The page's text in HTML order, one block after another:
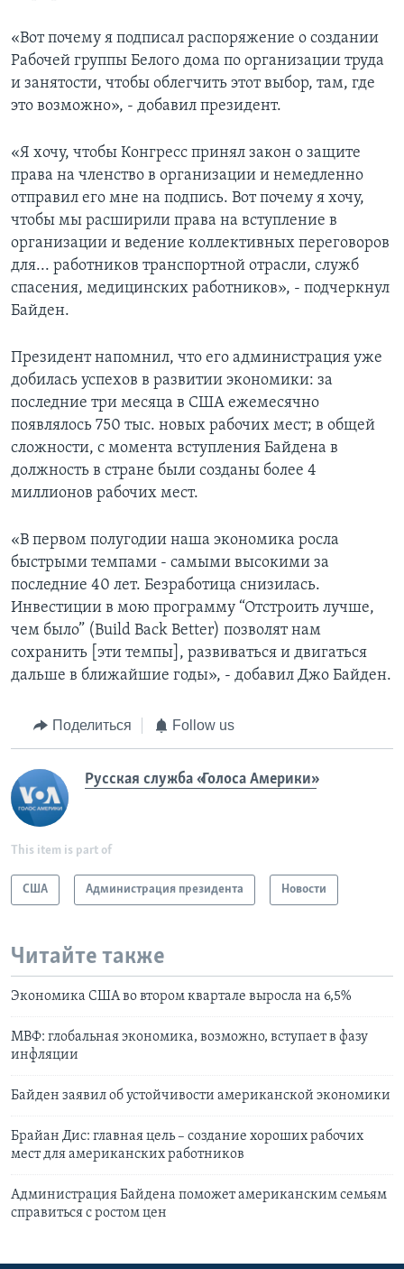
«Вот почему я подписал распоряжение о создании
Рабочей группы Белого дома по организации труда
и занятости, чтобы облегчить этот выбор, там, где
это возможно», - добавил президент.
«Я хочу, чтобы Конгресс принял закон о защите
права на членство в организации и немедленно
отправил его мне на подпись. Вот почему я хочу,
чтобы мы расширили права на вступление в
организации и ведение коллективных переговоров
для... работников транспортной отрасли, служб
спасения, медицинских работников», - подчеркнул
Байден.
Президент напомнил, что его администрация уже
добилась успехов в развитии экономики: за
последние три месяца в США ежемесячно
появлялось 750 тыс. новых рабочих мест; в общей
сложности, с момента вступления Байдена в
должность в стране были созданы более 4
миллионов рабочих мест.
«В первом полугодии наша экономика росла
быстрыми темпами - самыми высокими за
последние 40 лет. Безработица снизилась.
Инвестиции в мою программу “Отстроить лучше,
чем было” (Build Back Better) позволят нам
сохранить [эти темпы], развиваться и двигаться
дальше в ближайшие годы», - добавил Джо Байден.
Поделиться Follow us
Русская служба «Голоса Америки»
This item is part of
США Администрация президента Новости
Читайте также
Экономика США во втором квартале выросла на 6,5%
МВФ: глобальная экономика, возможно, вступает в фазу
инфляции
Байден заявил об устойчивости американской экономики
Брайан Дис: главная цель – создание хороших рабочих
мест для американских работников
Администрация Байдена поможет американским семьям
справиться с ростом цен